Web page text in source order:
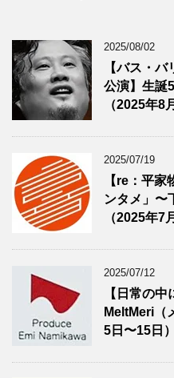
2025/08/02
【バス・
公演】生誕
（2025年8
2025/07/19
【re：平
ンタメ」〜
（2025年7
2025/07/12
【日常の
MeltMeri（
5日〜15日）